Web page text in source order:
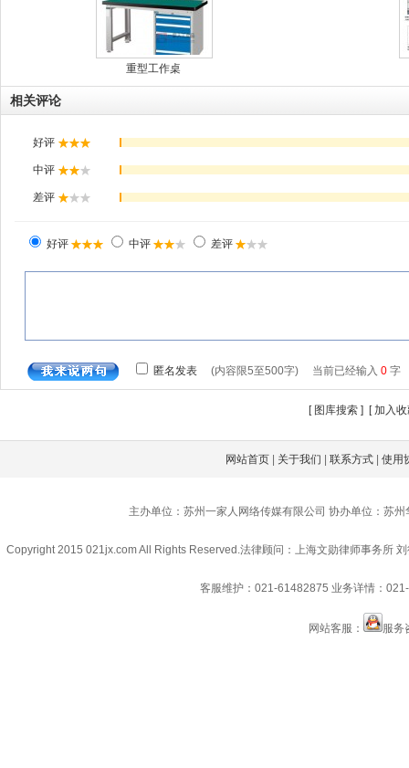
重型工作桌
相关评论
[ 图库搜索 ] [加入
网站首页 | 关于我们 |联系方式 |使用
主办单位：苏州一家人网络传媒有限公司 协办单位：苏
Copyright 2015 021jx.com All Rights Reserved.法律顾问：上海文勋律师事务所
客服维护：021-61482875 业务详情：
网站客服： 服务